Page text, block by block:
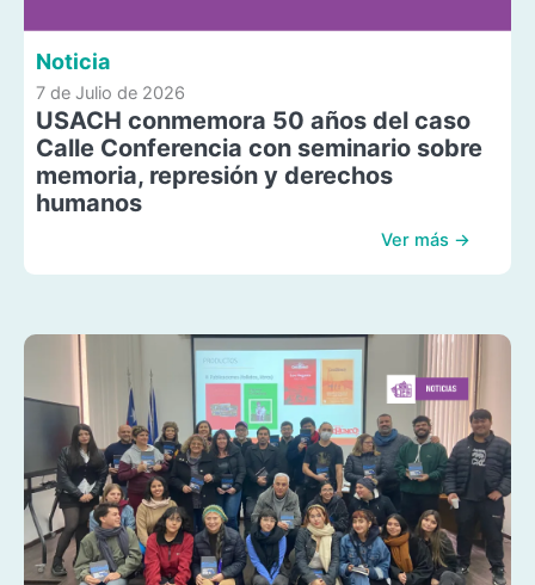
Noticia
7 de Julio de 2026
USACH conmemora 50 años del caso
Calle Conferencia con seminario sobre
memoria, represión y derechos
humanos
Ver más →